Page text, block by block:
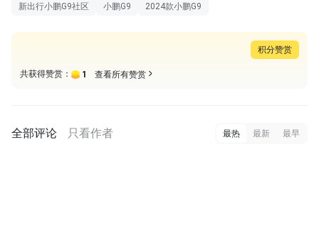
新出行小鹏G9社区 小鹏G9 2024款小鹏G9
积分赞赏
共获得赞赏： 1 查看所有赞赏
全部评论 只看作者 最热 最新 最早